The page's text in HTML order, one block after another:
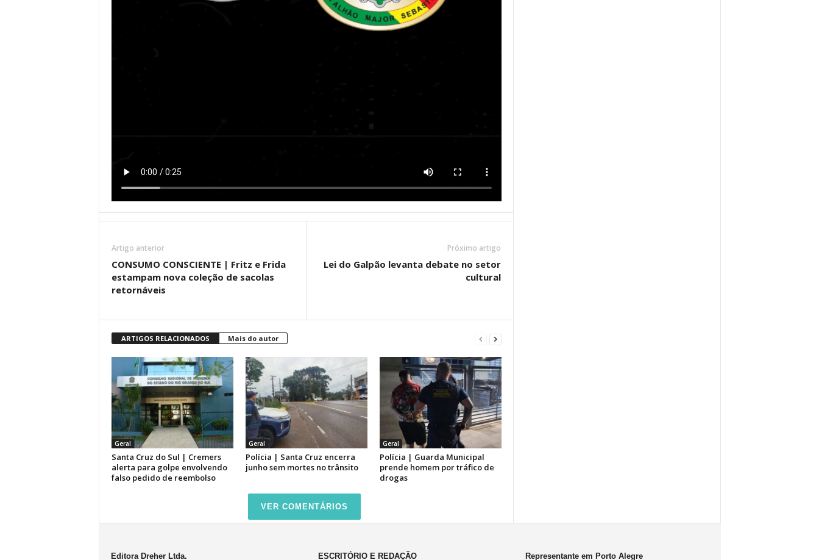
Artigo anterior
CONSUMO CONSCIENTE | Fritz e Frida
estampam nova coleção de sacolas
retornáveis
Próximo artigo
Lei do Galpão levanta debate no setor
cultural
ARTIGOS RELACIONADOS Mais do autor
Geral
Santa Cruz do Sul | Cremers
alerta para golpe envolvendo
falso pedido de reembolso
Geral
Polícia | Santa Cruz encerra
junho sem mortes no trânsito
Geral
Polícia | Guarda Municipal
prende homem por tráfico de
drogas
VER COMENTÁRIOS
Editora Dreher Ltda. ESCRITÓRIO E REDAÇÃO Representante em Porto Alegre